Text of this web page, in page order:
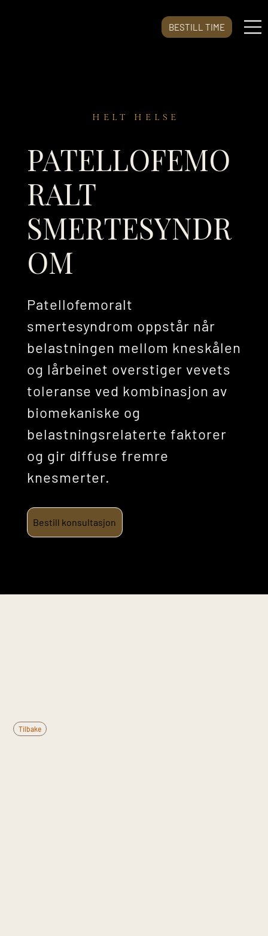
BESTILL TIME
HELT HELSE
PATELLOFEMO
RALT
SMERTESYNDR
OM
Patellofemoralt
smertesyndrom oppstår når
belastningen mellom kneskålen
og lårbeinet overstiger vevets
toleranse ved kombinasjon av
biomekaniske og
belastningsrelaterte faktorer
og gir diffuse fremre
knesmerter.
Bestill konsultasjon
Tilbake